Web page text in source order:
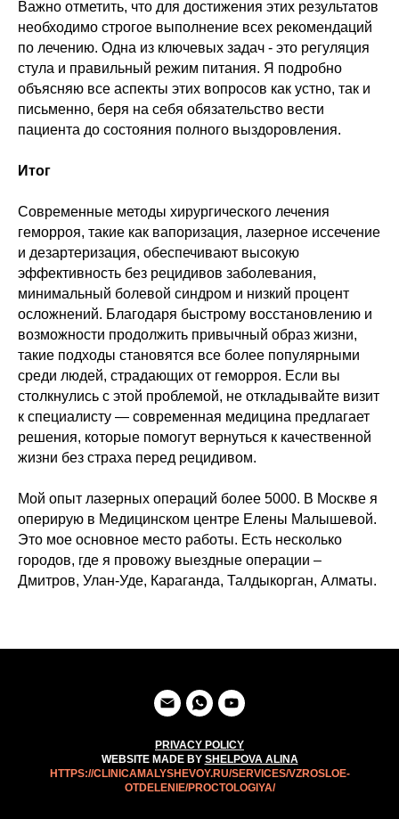
Важно отметить, что для достижения этих результатов
необходимо строгое выполнение всех рекомендаций
по лечению. Одна из ключевых задач - это регуляция
стула и правильный режим питания. Я подробно
объясняю все аспекты этих вопросов как устно, так и
письменно, беря на себя обязательство вести
пациента до состояния полного выздоровления.
Итог
Современные методы хирургического лечения
геморроя, такие как вапоризация, лазерное иссечение
и дезартеризация, обеспечивают высокую
эффективность без рецидивов заболевания,
минимальный болевой синдром и низкий процент
осложнений. Благодаря быстрому восстановлению и
возможности продолжить привычный образ жизни,
такие подходы становятся все более популярными
среди людей, страдающих от геморроя. Если вы
столкнулись с этой проблемой, не откладывайте визит
к специалисту — современная медицина предлагает
решения, которые помогут вернуться к качественной
жизни без страха перед рецидивом.
Мой опыт лазерных операций более 5000. В Москве я
оперирую в Медицинском центре Елены Малышевой.
Это мое основное место работы. Есть несколько
городов, где я провожу выездные операции –
Дмитров, Улан-Уде, Караганда, Талдыкорган, Алматы.
PRIVACY POLICY
WEBSITE MADE BY SHELPOVA ALINA
HTTPS://CLINICAMALYSHEVOY.RU/SERVICES/VZROSLOE-
OTDELENIE/PROCTOLOGIYA/